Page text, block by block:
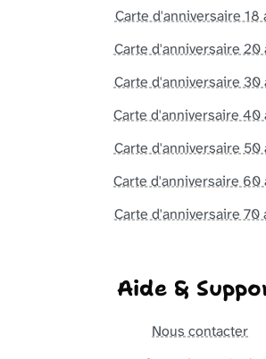
Carte d'anniversaire 18
Carte d'anniversaire 20
Carte d'anniversaire 30
Carte d'anniversaire 40
Carte d'anniversaire 50
Carte d'anniversaire 60
Carte d'anniversaire 70
Aide &
Nous contacter